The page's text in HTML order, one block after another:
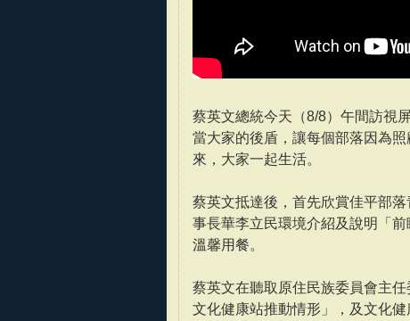
蔡英文總統今天（8/8）午間訪視
當大家的後盾，讓每個部落因為
來，大家一起生活。
蔡英文抵達後，首先欣賞佳平部
事長華李立民環境介紹及說明「
溫馨用餐。
蔡英文在聽取原住民族委員會主
文化健康站推動情形」，及文化